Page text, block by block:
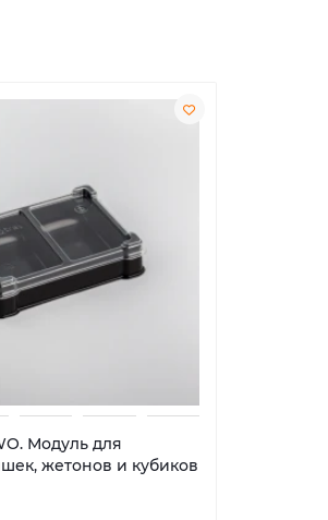
Модуль для
жетонов и кубиков